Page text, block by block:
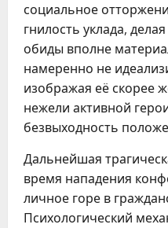
социальное
гнилость уклада,
обиды вполне
намеренно не
изображая её скорее
нежели активной
безвыходность
Дальнейшая
время нападения
личное горе в
Психологический